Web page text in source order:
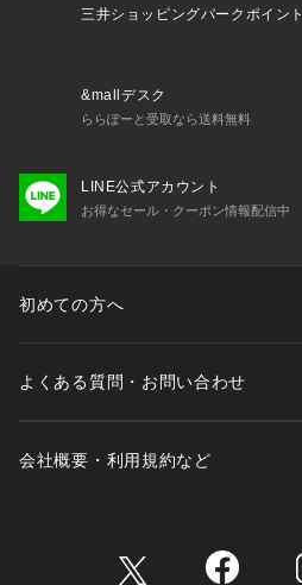
三井ショッピングパークポイント
&mallデスク
ららぽーと受取なら送料無料
LINE公式アカウント
お得なセール・クーポン情報配信中
初めての方へ
よくある質問・お問い合わせ
会社概要・利用規約など